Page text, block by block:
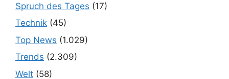
Spruch des Tages (17)
Technik (45)
Top News (1.029)
Trends (2.309)
Welt (58)